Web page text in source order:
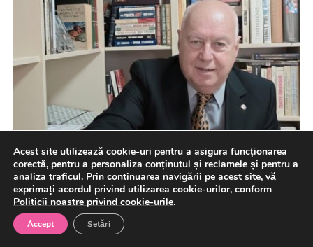
Acest site utilizează cookie-uri pentru a asigura funcționarea
corectă, pentru a personaliza conținutul și reclamele și pentru a
analiza traficul. Prin continuarea navigării pe acest site, vă
exprimați acordul privind utilizarea cookie-urilor, conform
Politicii noastre privind cookie-urile.
Accept Setări